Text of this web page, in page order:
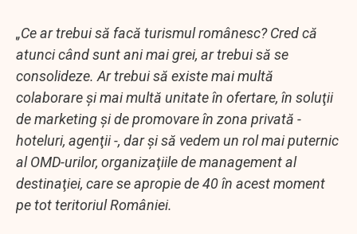
„Ce ar trebui să facă turismul românesc? Cred că
atunci când sunt ani mai grei, ar trebui să se
consolideze. Ar trebui să existe mai multă
colaborare şi mai multă unitate în ofertare, în soluţii
de marketing şi de promovare în zona privată -
hoteluri, agenţii -, dar şi să vedem un rol mai puternic
al OMD-urilor, organizaţiile de management al
destinaţiei, care se apropie de 40 în acest moment
pe tot teritoriul României.